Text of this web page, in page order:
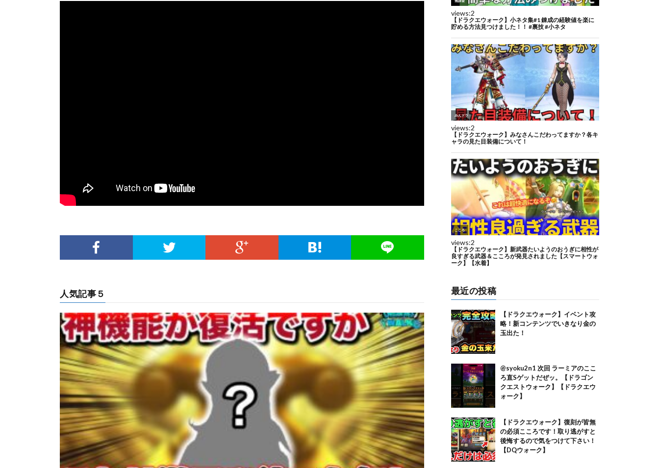
人気記事５ 最近の投稿
【ドラクエウォーク】イベント攻
略！新コンテンツでいきなり金の
玉出た！
@syoku2n1 次回 ラーミアのここ
ろ直Sゲットだぜッ。【ドラゴン
クエストウォーク】【ドラクエウ
ォーク】
【ドラクエウォーク】復刻が皆無
の必須こころです！取り逃がすと
後悔するので気をつけて下さい！
【DQウォーク】